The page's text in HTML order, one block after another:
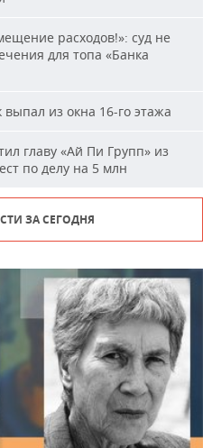
расходов!»: суд не
для топа «Банка
из окна 16-го этажа
главу «Ай Пи Групп» из
по делу на 5 млн
ЗА СЕГОДНЯ